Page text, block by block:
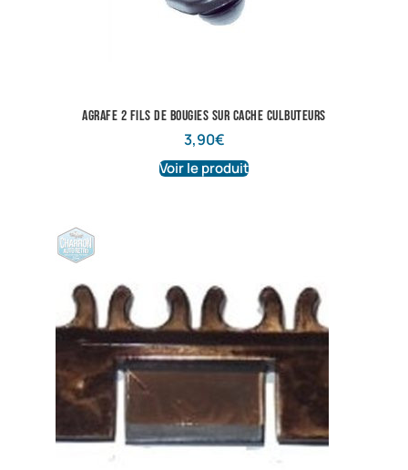
Agrafe 2 fils de bougies sur cache culbuteurs
3,90€
Voir le produit